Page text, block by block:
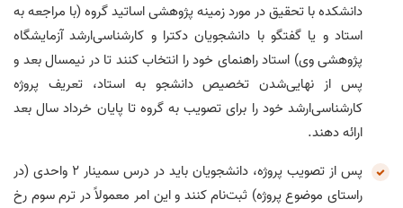
دانشکده با تحقیق در مورد زمینه پژوهشی اساتید گروه (با مراجعه به
استاد و یا گفتگو با دانشجویان دکترا و کارشناسی‌ارشد آزمایشگاه
پژوهشی وی) استاد راهنمای خود را انتخاب کنند تا در نیمسال بعد و
پس از نهایی‌شدن تخصیص دانشجو به استاد، تعریف پروژه
کارشناسی‌ارشد خود را برای تصویب به گروه تا پایان خرداد سال بعد
ارائه دهند.
پس از تصویب پروژه، دانشجویان باید در درس سمینار ۲ واحدی (در
راستای موضوع پروژه) ثبت‌نام کنند و این امر معمولاً در ترم سوم رخ